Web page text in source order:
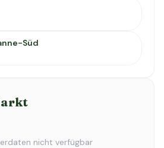
Süd
nicht verfügbar